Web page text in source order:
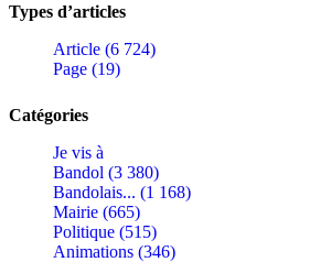
Types d’articles
Article (6 724)
Page (19)
Catégories
Je vis à
Bandol (3 380)
Bandolais... (1 168)
Mairie (665)
Politique (515)
Animations (346)